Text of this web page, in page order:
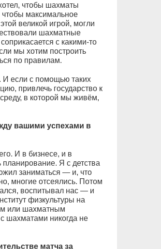
чтобы шахматы
максимальное
великой игрой, могли
шахматные
с какими-то
мы хотим построить
по правилам.
И если с помощью таких
привлечь государство к
в которой мы живём,
вашими успехами в
И в бизнесе, и в
планирование. Я с детства
заниматься — и, что
многие отсеялись. Потом
воспитывал нас — и
физкультуры на
или шахматным
шахматами никогда не
матча за